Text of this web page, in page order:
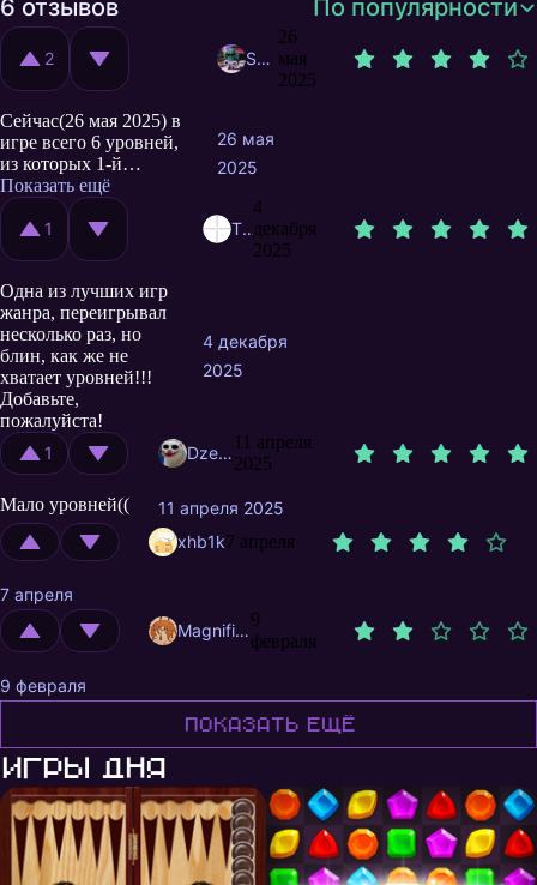
6 отзывов По популярности
2 Sabotenda
26
мая
2025
Сейчас(26 мая 2025) в
игре всего 6 уровней,
из которых 1-й
"обучение"(1-н враг и
1-н вид башен), далее
с каждым уровнем
будут добавлять по 1-у
новому врагу. Задумка
хорошая, но игра
короткая и
однотипная(1-а
мелодия и дизайн
уровней)
Показать ещё
26 мая
2025
1 The.sniper
4
декабря
2025
Одна из лучших игр
жанра, переигрывал
несколько раз, но
блин, как же не
хватает уровней!!!
Добавьте,
пожалуйста!
4 декабря
2025
1 Dzefirelli
11 апреля
2025
Мало уровней((
11 апреля 2025
xhb1k7 апреля
7 апреля
MagnificentMrFox
9
февраля
9 февраля
Показать ещё
Игры дня